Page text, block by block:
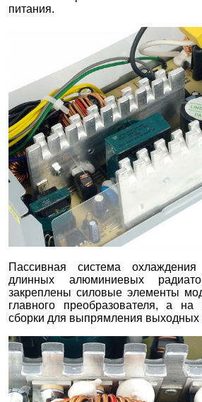
питания.
Пассивная система
длинных алюминиевых
закреплены силовые элементы
главного преобразователя, а
сборки для выпрямления выходных